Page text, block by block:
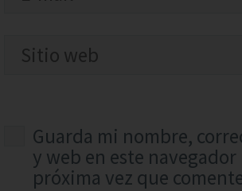
Guarda mi nombre,
y web en este navegador
próxima vez que